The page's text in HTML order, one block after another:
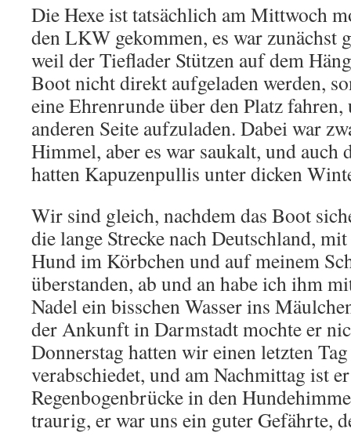
Die Hexe ist tatsächlich am Mittwoch
den LKW gekommen, es war zunächst
weil der Tieflader Stützen auf dem
Boot nicht direkt aufgeladen werden,
eine Ehrenrunde über den Platz
anderen Seite aufzuladen. Dabei war
Himmel, aber es war saukalt, und auch
hatten Kapuzenpullis unter dicken
Wir sind gleich, nachdem das Boot
die lange Strecke nach Deutschland,
Hund im Körbchen und auf meinem
überstanden, ab und an habe ich ihm
Nadel ein bisschen Wasser ins
der Ankunft in Darmstadt mochte er
Donnerstag hatten wir einen letzten
verabschiedet, und am Nachmittag ist
Regenbogenbrücke in den
traurig, er war uns ein guter Gefährte,